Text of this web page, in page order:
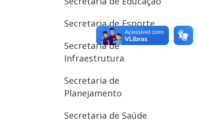
Secretaria de Esporte
Secretaria de
Infraestrutura
Secretaria de
Planejamento
Secretaria de Saúde